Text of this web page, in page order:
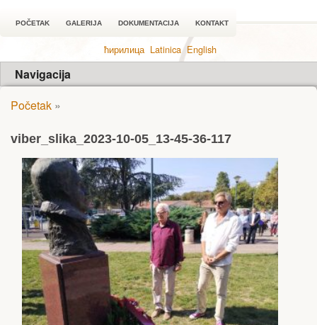
POČETAK GALERIJA DOKUMENTACIJA KONTAKT
ћирилица Latinica English
Navigacija
Početak »
viber_slika_2023-10-05_13-45-36-117